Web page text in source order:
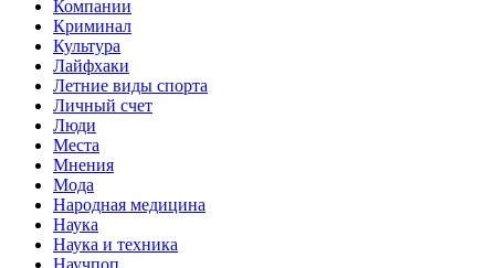
Компании
Криминал
Культура
Лайфхаки
Летние виды спорта
Личный счет
Люди
Места
Мнения
Мода
Народная медицина
Наука
Наука и техника
Научпоп